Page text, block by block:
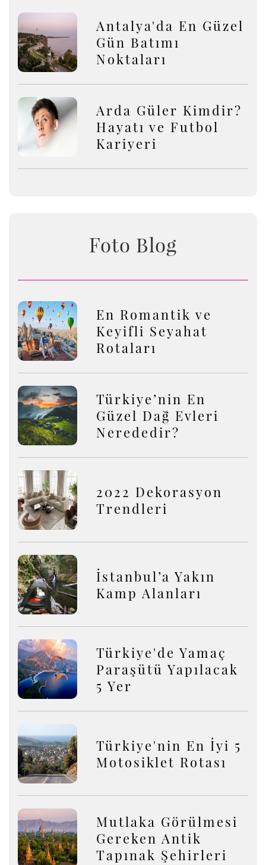
Antalya'da En Güzel
Gün Batımı
Noktaları
Arda Güler Kimdir?
Hayatı ve Futbol
Kariyeri
Foto Blog
En Romantik ve
Keyifli Seyahat
Rotaları
Türkiye’nin En
Güzel Dağ Evleri
Nerededir?
2022 Dekorasyon
Trendleri
İstanbul’a Yakın
Kamp Alanları
Türkiye'de Yamaç
Paraşütü Yapılacak
5 Yer
Türkiye'nin En İyi 5
Motosiklet Rotası
Mutlaka Görülmesi
Gereken Antik
Tapınak Şehirleri